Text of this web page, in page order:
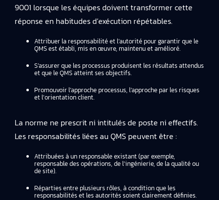
9001 lorsque les équipes doivent transformer cette
réponse en habitudes d’exécution répétables.
Attribuer la responsabilité et l’autorité pour garantir que le
QMS est établi, mis en œuvre, maintenu et amélioré.
S’assurer que les processus produisent les résultats attendus
et que le QMS atteint ses objectifs.
Promouvoir l’approche processus, l’approche par les risques
et l’orientation client.
La norme ne prescrit ni intitulés de poste ni effectifs.
Les responsabilités liées au QMS peuvent être :
Attribuées à un responsable existant (par exemple,
responsable des opérations, de l’ingénierie, de la qualité ou
de site).
Réparties entre plusieurs rôles, à condition que les
responsabilités et les autorités soient clairement définies.